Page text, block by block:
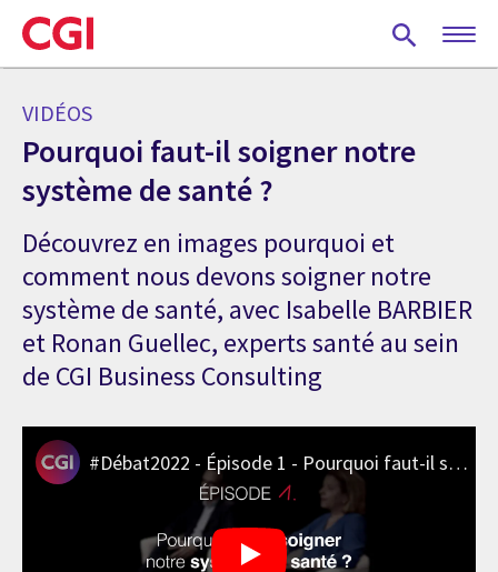
Skip
to
main
VIDÉOS
Pourquoi faut-il soigner notre
système de santé ?
Découvrez en images pourquoi et
comment nous devons soigner notre
système de santé, avec Isabelle BARBIER
et Ronan Guellec, experts santé au sein
de CGI Business Consulting
#Débat2022 - Épisode 1 - Pourquoi faut-il soigner notre système de santé ?